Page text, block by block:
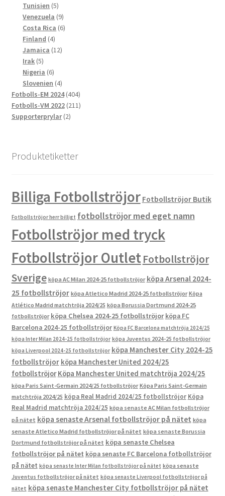
produkter
Tunisien 55
produkter
Venezuela 99
produkter
Costa Rica 66
Finland 44
produkter
Jamaica 1212
Irak 55
produkter
Nigeria 66
produkter
Slovenien 44
produkter
Fotbolls-EM 2024 404404
produkter
Fotbolls-VM 2022 211211
Supporterprylar 22
Produktetiketter
Billiga Fotbollströjor Fotbollströjor Butik
Fotbollströjor herr billigt fotbollströjor med eget namn
Fotbollströjor med tryck
Fotbollströjor OutletFotbollströjor
Sverige köpa AC Milan 2024-25 fotbollströjor köpa Arsenal 2024-
25 fotbollströjor köpa Atletico Madrid 2024-25 fotbollströjor Köpa
Atlético Madrid matchtröja 2024/25 köpa Borussia Dortmund 2024-25
fotbollströjor köpa Chelsea 2024-25 fotbollströjor köpa FC
Barcelona 2024-25 fotbollströjor Köpa FC Barcelona matchtröja 2024/25
köpa Inter Milan 2024-25 fotbollströjor köpa Juventus 2024-25 fotbollströjor
köpa Liverpool 2024-25 fotbollströjor köpa Manchester City 2024-25
fotbollströjor köpa Manchester United 2024/25
fotbollströjor Köpa Manchester United matchtröja 2024/25
köpa Paris Saint-Germain 2024/25 fotbollströjor Köpa Paris Saint-Germain
matchtröja 2024/25 köpa Real Madrid 2024/25 fotbollströjor Köpa
Real Madrid matchtröja 2024/25 köpa senaste AC Milan fotbollströjor
på nätet köpa senaste Arsenal fotbollströjor på nätet köpa
senaste Atletico Madrid fotbollströjor på nätet köpa senaste Borussia
Dortmund fotbollströjor på nätet köpa senaste Chelsea
fotbollströjor på nätet köpa senaste FC Barcelona fotbollströjor
på nätet köpa senaste Inter Milan fotbollströjor på nätet köpa senaste
Juventus fotbollströjor på nätet köpa senaste Liverpool fotbollströjor på
nätet köpa senaste Manchester City fotbollströjor på nätet